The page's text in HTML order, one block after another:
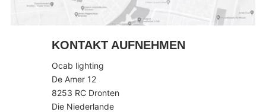
KONTAKT AUFNEHMEN
Ocab lighting
De Amer 12
8253 RC Dronten
Die Niederlande